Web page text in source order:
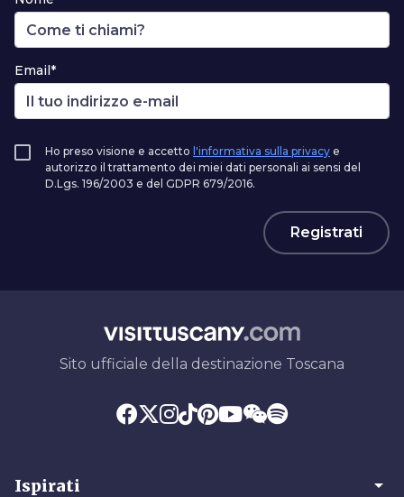
Email*
Ho preso visione e accetto l'informativa sulla privacy e
autorizzo il trattamento dei miei dati personali ai sensi del
D.Lgs. 196/2003 e del GDPR 679/2016.
Registrati
Sito ufficiale della destinazione Toscana
Ispirati arrow_drop_down